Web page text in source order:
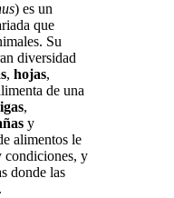
) es un
que
Su
diversidad
, hojas,
de una
,
y
alimentos le
condiciones, y
donde las